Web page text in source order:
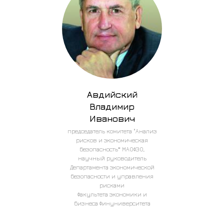
Авдийский
Владимир
Иванович
председатель комитета "Анализ
рисков и экономическая
безопасность" МАОФЭО,
научный руководитель
Департамента экономической
безопасности и управления
рисками
Факультета экономики и
бизнеса Финуниверситета